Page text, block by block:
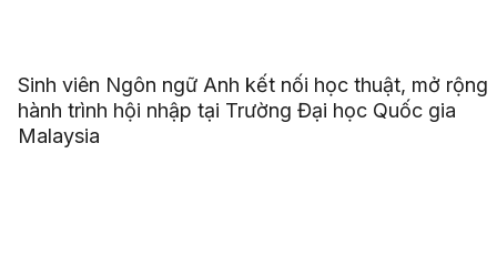
Sinh viên Ngôn ngữ Anh kết nối học thuật, mở rộng
hành trình hội nhập tại Trường Đại học Quốc gia
Malaysia